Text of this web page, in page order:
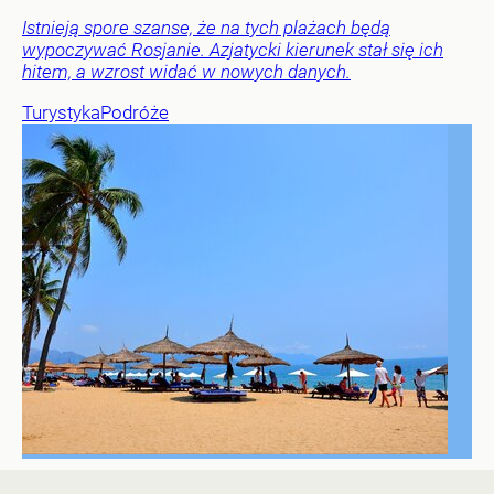
Istnieją spore szanse, że na tych plażach będą
wypoczywać Rosjanie. Azjatycki kierunek stał się ich
hitem, a wzrost widać w nowych danych.
TurystykaPodróże